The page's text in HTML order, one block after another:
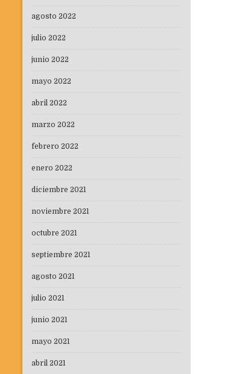
agosto 2022
julio 2022
junio 2022
mayo 2022
abril 2022
marzo 2022
febrero 2022
enero 2022
diciembre 2021
noviembre 2021
octubre 2021
septiembre 2021
agosto 2021
julio 2021
junio 2021
mayo 2021
abril 2021